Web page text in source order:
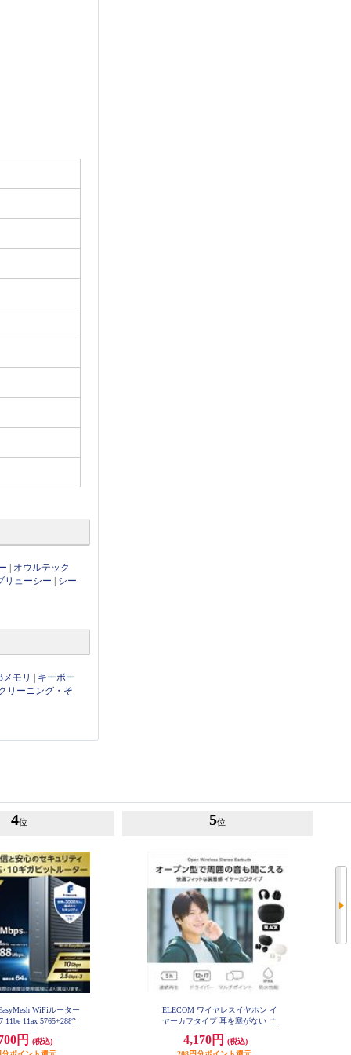
オウルテック
リューシー
シー
モリ
キーボー
リーニング・そ
4位
WiFiルーター
11ax 5765+2882+
リティ搭載 ブラック
BE94XSD-B
円
(税込)
5位
ELECOM ワイヤレスイヤホン イ
ヤーカフタイプ 耳を塞がない オ
ポイント 軽量 ブラック LBT-OWS
03BK
4,170円
(税込)